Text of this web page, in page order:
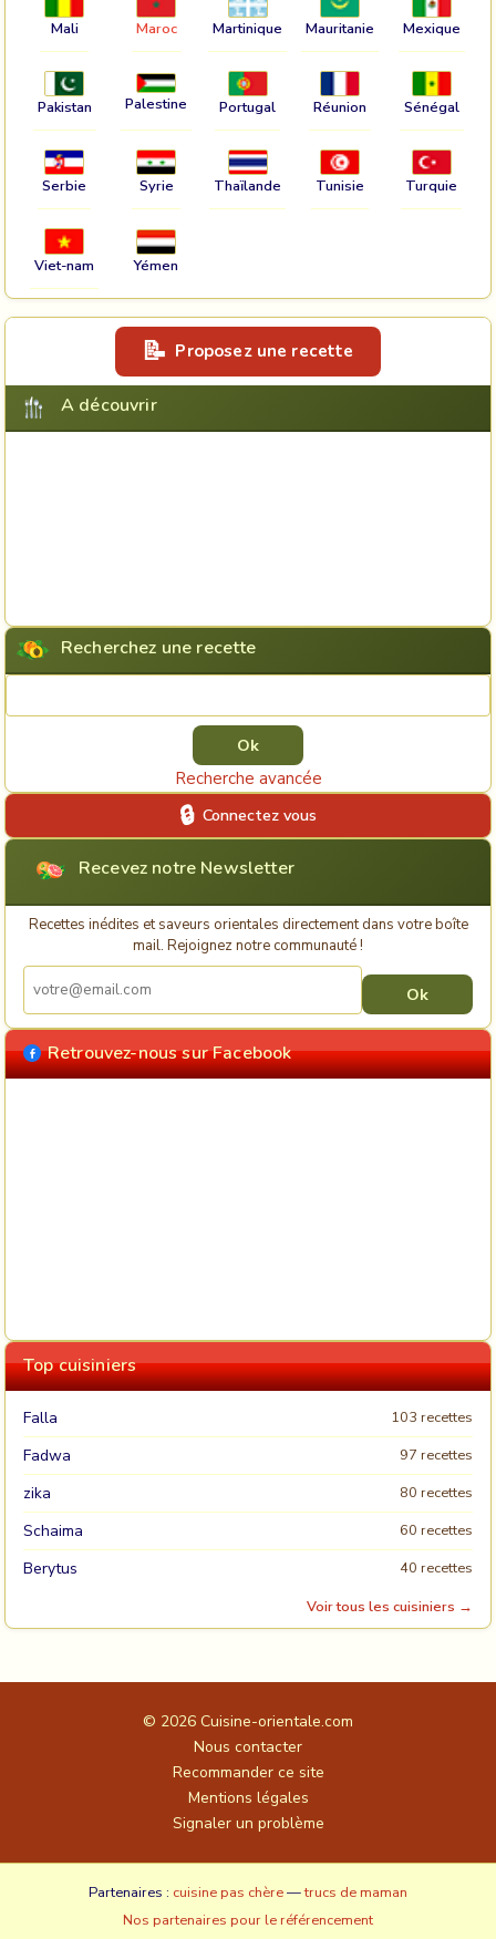
Mali Maroc Martinique Mauritanie Mexique
Pakistan Palestine Portugal Réunion Sénégal
Serbie Syrie Thaïlande Tunisie Turquie
Viet-nam Yémen
Proposez une recette
A découvrir
Recherchez une recette
Recherche avancée
Connectez vous
Recevez notre Newsletter
Recettes inédites et saveurs orientales directement dans votre boîte
mail. Rejoignez notre communauté !
Retrouvez-nous sur Facebook
Top cuisiniers
Falla 103 recettes
Fadwa 97 recettes
zika 80 recettes
Schaima 60 recettes
Berytus
40 recettes
Voir tous les cuisiniers →
© 2026 Cuisine-orientale.com
Nous contacter
Recommander ce site
Mentions légales
Signaler un problème
Partenaires : cuisine pas chère—trucs de maman
Nos partenaires pour le référencement